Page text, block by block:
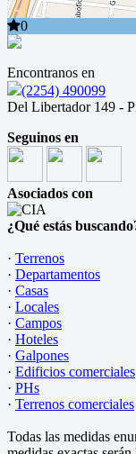
0
Encontranos en
(2254) 490099
Del Libertador 149 -
Seguinos en
Asociados con
¿Qué estás
· Terrenos
· Departamentos
· Casas
· Locales
· Campos
· Hoteles
· Galpones
· Edificios comerciales
· PHs
· Terrenos comerciales
Todas las medidas